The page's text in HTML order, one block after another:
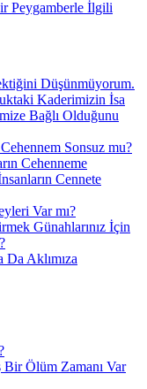
Peygamberle İlgili
Düşünmüyorum.
Kaderimizin İsa
Bağlı Olduğunu
Sonsuz mu?
Cehenneme
Cennete
Var mı?
Günahlarınız İçin
Da Aklımıza
Ölüm Zamanı Var